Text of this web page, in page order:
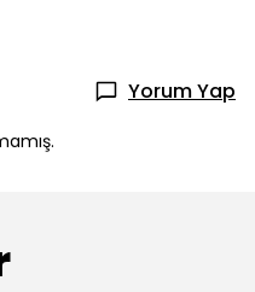
Yorum Yap